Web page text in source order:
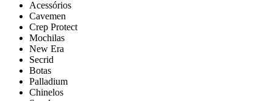
Acessórios
Cavemen
Crep Protect
Mochilas
New Era
Secrid
Botas
Palladium
Chinelos